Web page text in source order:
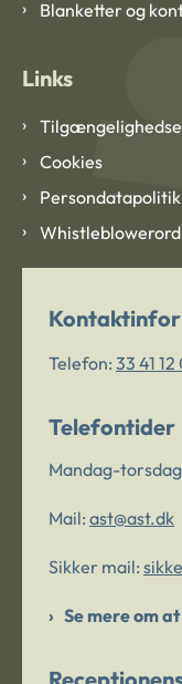
Blanketter og
Links
Cookies
Persondatapolitik
Telefon: 33 41
Telefontider
Mandag-
Mail: ast@ast.dk
Sikker mail:
Se mere om